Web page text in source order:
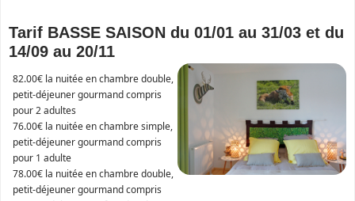
Tarif BASSE SAISON du 01/01 au 31/03 et du
14/09 au 20/11
82.00€ la nuitée en chambre double,
petit-déjeuner gourmand compris
pour 2 adultes
76.00€ la nuitée en chambre simple,
petit-déjeuner gourmand compris
pour 1 adulte
78.00€ la nuitée en chambre double,
petit-déjeuner gourmand compris